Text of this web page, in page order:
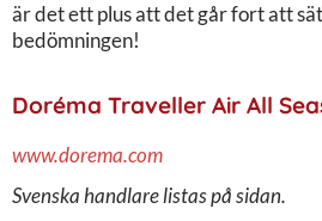
är det ett plus att det går fort att
bedömningen!
Doréma Traveller Air All
www.dorema.com
Svenska handlare listas på sidan.